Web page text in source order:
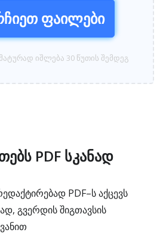
ფაილები
იშლება 30 წუთის შემდეგ
PDF სკანად
PDF–ს აქცევს
გვერდის შიგთავსის